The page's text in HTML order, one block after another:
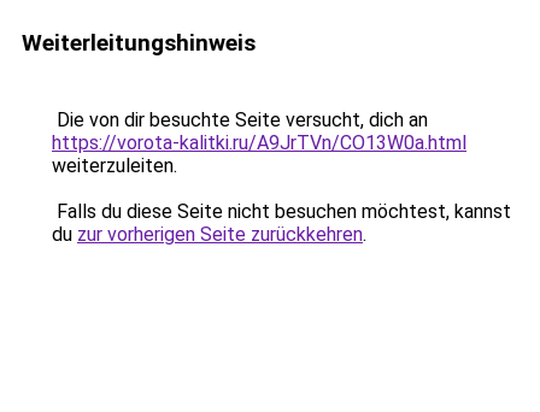
Weiterleitungshinweis
Die von dir besuchte Seite versucht, dich an
https://vorota-kalitki.ru/A9JrTVn/CO13W0a.html
weiterzuleiten.
Falls du diese Seite nicht besuchen möchtest, kannst
du zur vorherigen Seite zurückkehren.